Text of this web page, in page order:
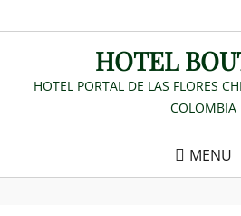
to
HOTEL
HOTEL PORTAL DE LAS FLORES
COLOMBIA
MENU